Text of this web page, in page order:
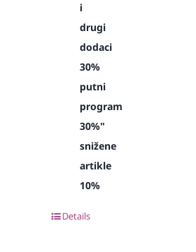
i
drugi
dodaci
30%
putni
program
30%"
snižene
artikle
10%
Details